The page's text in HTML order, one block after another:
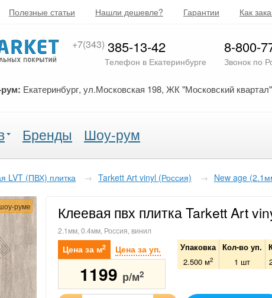
Полезные статьи Нашли дешевле? Гарантии Как
+7(343) 385-13-42
Телефон в Екатеринбурге
8-800-
Звонок по
Екатеринбург, ул.Московская 198, ЖК "Московский квартал"
Бренды Шоу-рум
LVT (ПВХ) плитка → Tarkett Аrt vinyl (Россия) → New age
руме Клеевая пвх плитка Tarkett Art
2.1мм, 0.4мм, Россия, винил
Цена за м2 Цена за уп.
1199 р/м2
Упаковка Кол-во уп.
2.500 м2 1 шт